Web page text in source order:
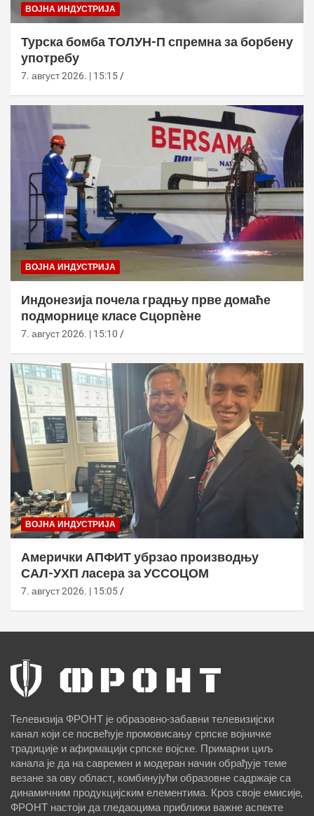
ВОЈНА ИНДУСТРИЈА
Турска бомба ТОЛУН-П спремна за борбену
употребу
7. август 2026. | 15:15
ВОЈНА ИНДУСТРИЈА
Индонезија почела градњу прве домаће
подморнице класе Сцорпèне
7. август 2026. | 15:10
ВОЈНА ИНДУСТРИЈА
Амерички АПФИТ убрзао производњу
САЛ-УХП ласера за УССОЦОМ
7. август 2026. | 15:05
Телевизија ФРОНТ је образовно-забавни телевизијски
канал који се посвећује промовисању српске војничке
традиције и афирмацији српске војске. Примарни циљ
канала је да на савремен и модеран начин обрађује теме
везане за ову област, комбинујући образовне садржаје са
динамичним продукцијским елементима. Кроз своје емисије,
ФРОНТ настоји да гледаоцима приближи важне аспекте